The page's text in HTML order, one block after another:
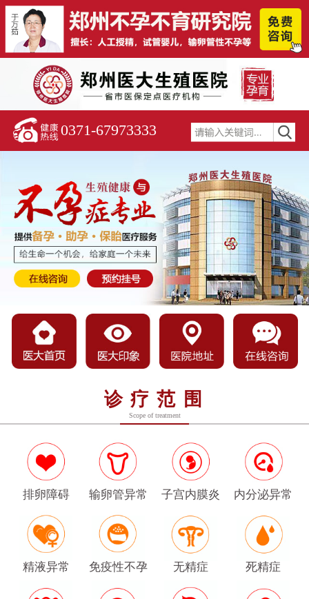
0371-67973333
诊疗范围
Scope of treatment
排卵障碍 输卵管异常 子宫内膜炎 内分泌异常
精液异常 免疫性不孕 无精症 死精症